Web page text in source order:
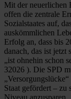
Mit der neuerlichen
offen die zentrale
Sozialstaates auf,
auskömmlichen
Erfolg an, dass bis
danach, das ist jetzt
„ist ohnehin schon
32026 ). Die SPD
Staat gefördert – zu